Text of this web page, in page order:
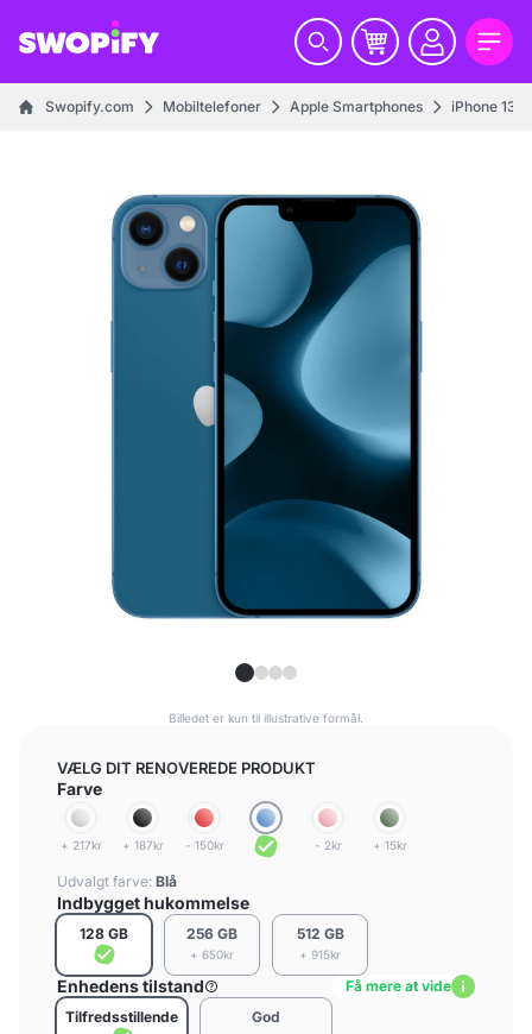
Swopify.com Mobiltelefoner Apple Smartphones iPhone 13
Billedet er kun til illustrative formål.
VÆLG DIT RENOVEREDE PRODUKT
Farve
+ 217kr + 187kr - 150kr - 2kr + 15kr
Udvalgt farve: Blå
Indbygget hukommelse
128 GB 256 GB
+ 650kr
512 GB
+ 915kr
Enhedens tilstand
Få mere at vide
Tilfredsstillende
God